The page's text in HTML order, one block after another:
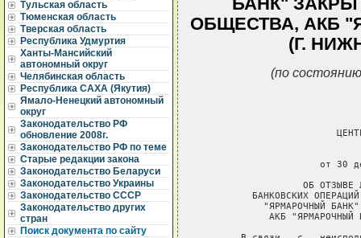
Тульская область
Тюменская область
Тверская область
Республика Удмуртия
Ханты-Мансийский
автономный округ
Челябинская область
Республика САХА (Якутия)
Ямало-Ненецкий автономный
округ
Законодательство РФ
обновление 2008г.
Законодательство РФ по теме
Старые редакции закона
Законодательство Беларуси
Законодательство Украины
Законодательство СССР
Законодательство других
стран
Поиск документа по сайту
ОБЩЕСТВА, АКБ
(Г.
(по
от 30
ОБ ОТЗЫВЕ
БАНКОВСКИХ
"ЯРМАРОЧНЫЙ
АКБ "ЯРМАРОЧНЫЙ